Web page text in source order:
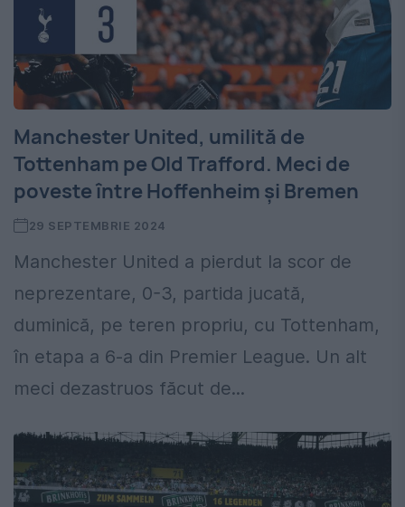
Manchester United, umilită de
Tottenham pe Old Trafford. Meci de
poveste între Hoffenheim și Bremen
29 SEPTEMBRIE 2024
Manchester United a pierdut la scor de
neprezentare, 0-3, partida jucată,
duminică, pe teren propriu, cu Tottenham,
în etapa a 6-a din Premier League. Un alt
meci dezastruos făcut de...